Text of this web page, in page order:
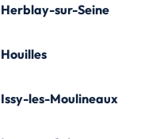
sur-Seine
les-Moulineaux